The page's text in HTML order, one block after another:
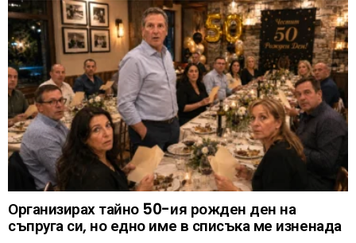
Организирах тайно 50-ия рожден ден на
съпруга си, но едно име в списъка ме изненада